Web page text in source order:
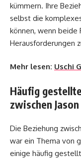
kümmern. Ihre
selbst die
können, wenn beide
Herausforderungen
Mehr lesen: Uschi
Häufig
zwischen
Die Beziehung
war ein Thema von
einige häufig